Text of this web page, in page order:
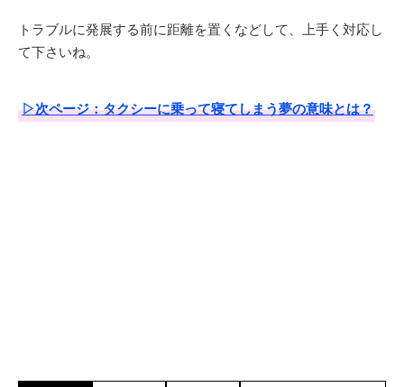
トラブルに発展する前に距離を置くなどして、上手く対応し
て下さいね。
▷次ページ：タクシーに乗って寝てしまう夢の意味とは？